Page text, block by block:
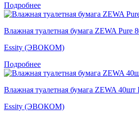
Подробнее
Влажная туалетная бумага ZEWA Pure
Essity (ЭВОКОМ)
Подробнее
Влажная туалетная бумага ZEWA 40шт
Essity (ЭВОКОМ)